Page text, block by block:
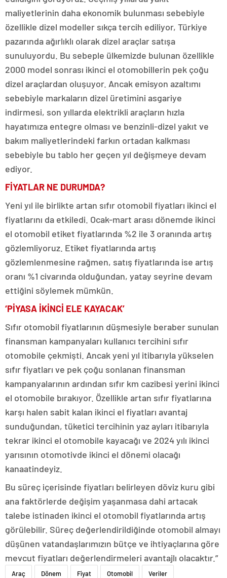
maliyetlerinin daha ekonomik bulunması sebebiyle
özellikle dizel modeller sıkça tercih ediliyor, Türkiye
pazarında ağırlıklı olarak dizel araçlar satışa
sunuluyordu. Bu sebeple ülkemizde bulunan özellikle
2000 model sonrası ikinci el otomobillerin pek çoğu
dizel araçlardan oluşuyor. Ancak emisyon azaltımı
sebebiyle markaların dizel üretimini asgariye
indirmesi, son yıllarda elektrikli araçların hızla
hayatımıza entegre olması ve benzinli-dizel yakıt ve
bakım maliyetlerindeki farkın ortadan kalkması
sebebiyle bu tablo her geçen yıl değişmeye devam
ediyor.
FİYATLAR NE DURUMDA?
Yeni yıl ile birlikte artan sıfır otomobil fiyatları ikinci el
fiyatlarını da etkiledi. Ocak-mart arası dönemde ikinci
el otomobil etiket fiyatlarında %2 ile 3 oranında artış
gözlemliyoruz. Etiket fiyatlarında artış
gözlemlenmesine rağmen, satış fiyatlarında ise artış
oranı %1 civarında olduğundan, yatay seyrine devam
ettiğini söylemek mümkün.
‘PİYASA İKİNCİ ELE KAYACAK’
Sıfır otomobil fiyatlarının düşmesiyle beraber sunulan
finansman kampanyaları kullanıcı tercihini sıfır
otomobile çekmişti. Ancak yeni yıl itibarıyla yükselen
sıfır fiyatları ve pek çoğu sonlanan finansman
kampanyalarının ardından sıfır km cazibesi yerini ikinci
el otomobile bırakıyor. Özellikle artan sıfır fiyatlarına
karşı halen sabit kalan ikinci el fiyatları avantaj
sunduğundan, tüketici tercihinin yaz ayları itibarıyla
tekrar ikinci el otomobile kayacağı ve 2024 yılı ikinci
yarısının otomotivde ikinci el dönemi olacağı
kanaatindeyiz.
Bu süreç içerisinde fiyatları belirleyen döviz kuru gibi
ana faktörlerde değişim yaşanmasa dahi artacak
talebe istinaden ikinci el otomobil fiyatlarında artış
görülebilir. Süreç değerlendirildiğinde otomobil almayı
düşünen vatandaşlarımızın bütçe ve ihtiyaçlarına göre
mevcut fiyatları değerlendirmeleri avantajlı olacaktır.”
Araç Dönem Fiyat Otomobil Veriler